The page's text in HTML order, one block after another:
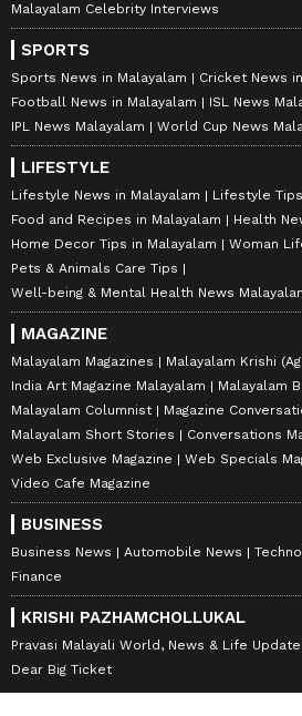
Malayalam Celebrity Interviews
SPORTS
Sports News in Malayalam
Cricket News
Football News in Malayalam
ISL News
IPL News Malayalam
World Cup News
LIFESTYLE
Lifestyle News in Malayalam
Lifestyle
Food and Recipes in Malayalam
Health
Home Decor Tips in Malayalam
Woman
Pets & Animals Care Tips
Well-being & Mental Health News
MAGAZINE
Malayalam Magazines
Malayalam Krishi
India Art Magazine Malayalam
Malayalam
Malayalam Columnist
Magazine
Malayalam Short Stories
Conversations
Web Exclusive Magazine
Web Specials
Video Cafe Magazine
BUSINESS
Business News Automobile News
Finance
KRISHI PAZHAMCHOLLUKAL
Pravasi Malayali World, News & Life
Dear Big Ticket